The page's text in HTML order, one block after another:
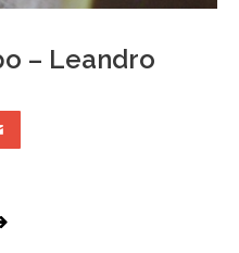
– Leandro